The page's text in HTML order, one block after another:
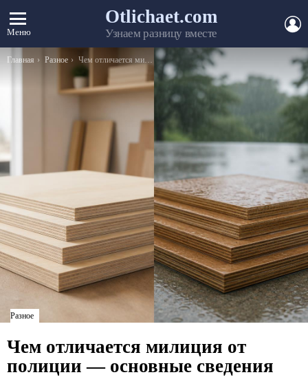
Меню
Otlichaet.com
Узнаем разницу вместе
Вы здесь:
Главная Разное Чем отличается милиция от полиции — основные сведения
Разное
Чем отличается милиция от
полиции — основные сведения